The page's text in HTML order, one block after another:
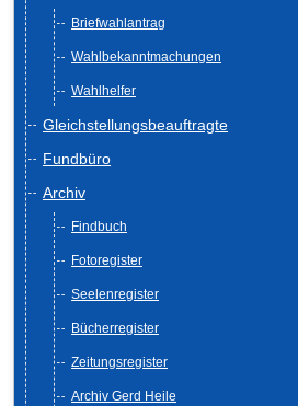
Briefwahlantrag
Wahlbekanntmachungen
Wahlhelfer
Gleichstellungsbeauftragte
Fundbüro
Archiv
Findbuch
Fotoregister
Seelenregister
Bücherregister
Zeitungsregister
Archiv Gerd Heile